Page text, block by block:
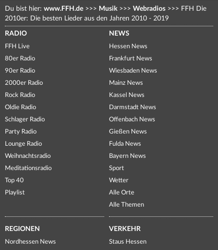
Du bist hier: www.FFH.de >>> Musik >>> Webradios >>> FFH Die
2010er: Die besten Lieder aus den Jahren 2010 - 2019
RADIO
FFH Live
80er Radio
90er Radio
2000er Radio
Rock Radio
Oldie Radio
Schlager Radio
Party Radio
Lounge Radio
Weihnachtsradio
Meditationsradio
Top 40
Playlist
NEWS
Hessen News
Frankfurt News
Wiesbaden News
Mainz News
Kassel News
Darmstadt News
Offenbach News
Gießen News
Fulda News
Bayern News
Sport
Wetter
Alle Orte
Alle Themen
REGIONEN
Nordhessen News
VERKEHR
Staus Hessen